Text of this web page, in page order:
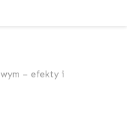
– efekty i